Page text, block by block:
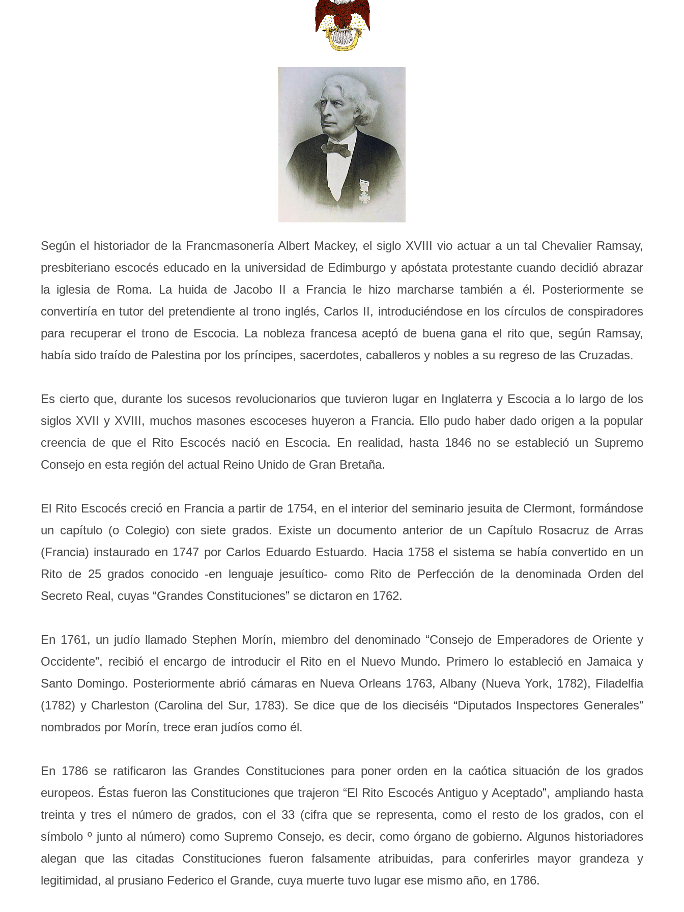
Según el historiador de la Francmasonería Albert Mackey, el siglo XVIII vio actuar a un tal Chevalier Ramsay,
presbiteriano escocés educado en la universidad de Edimburgo y apóstata protestante cuando decidió abrazar
la iglesia de Roma. La huida de Jacobo II a Francia le hizo marcharse también a él. Posteriormente se
convertiría en tutor del pretendiente al trono inglés, Carlos II, introduciéndose en los círculos de conspiradores
para recuperar el trono de Escocia. La nobleza francesa aceptó de buena gana el rito que, según Ramsay,
había sido traído de Palestina por los príncipes, sacerdotes, caballeros y nobles a su regreso de las Cruzadas.
Es cierto que, durante los sucesos revolucionarios que tuvieron lugar en Inglaterra y Escocia a lo largo de los
siglos XVII y XVIII, muchos masones escoceses huyeron a Francia. Ello pudo haber dado origen a la popular
creencia de que el Rito Escocés nació en Escocia. En realidad, hasta 1846 no se estableció un Supremo
Consejo en esta región del actual Reino Unido de Gran Bretaña.
El Rito Escocés creció en Francia a partir de 1754, en el interior del seminario jesuita de Clermont, formándose
un capítulo (o Colegio) con siete grados. Existe un documento anterior de un Capítulo Rosacruz de Arras
(Francia) instaurado en 1747 por Carlos Eduardo Estuardo. Hacia 1758 el sistema se había convertido en un
Rito de 25 grados conocido -en lenguaje jesuítico- como Rito de Perfección de la denominada Orden del
Secreto Real, cuyas “Grandes Constituciones” se dictaron en 1762.
En 1761, un judío llamado Stephen Morín, miembro del denominado “Consejo de Emperadores de Oriente y
Occidente”, recibió el encargo de introducir el Rito en el Nuevo Mundo. Primero lo estableció en Jamaica y
Santo Domingo. Posteriormente abrió cámaras en Nueva Orleans 1763, Albany (Nueva York, 1782), Filadelfia
(1782) y Charleston (Carolina del Sur, 1783). Se dice que de los dieciséis “Diputados Inspectores Generales”
nombrados por Morín, trece eran judíos como él.
En 1786 se ratificaron las Grandes Constituciones para poner orden en la caótica situación de los grados
europeos. Éstas fueron las Constituciones que trajeron “El Rito Escocés Antiguo y Aceptado”, ampliando hasta
treinta y tres el número de grados, con el 33 (cifra que se representa, como el resto de los grados, con el
símbolo º junto al número) como Supremo Consejo, es decir, como órgano de gobierno. Algunos historiadores
alegan que las citadas Constituciones fueron falsamente atribuidas, para conferirles mayor grandeza y
legitimidad, al prusiano Federico el Grande, cuya muerte tuvo lugar ese mismo año, en 1786.